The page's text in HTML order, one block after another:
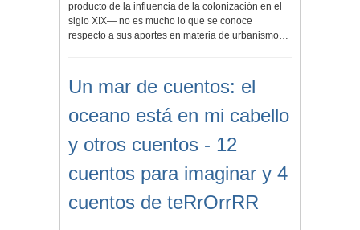
producto de la influencia de la colonización en el
siglo XIX— no es mucho lo que se conoce
respecto a sus aportes en materia de urbanismo…
Un mar de cuentos: el
oceano está en mi cabello
y otros cuentos - 12
cuentos para imaginar y 4
cuentos de teRrOrrRR